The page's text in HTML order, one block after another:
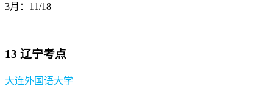
3月：11/18
13 辽宁考点
大连外国语大学